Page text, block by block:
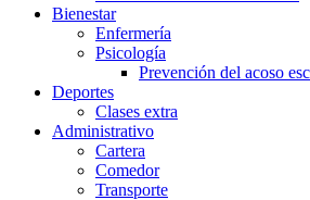
Bienestar
Enfermería
Psicología
Prevención del acoso
Deportes
Clases extra
Administrativo
Cartera
Comedor
Transporte